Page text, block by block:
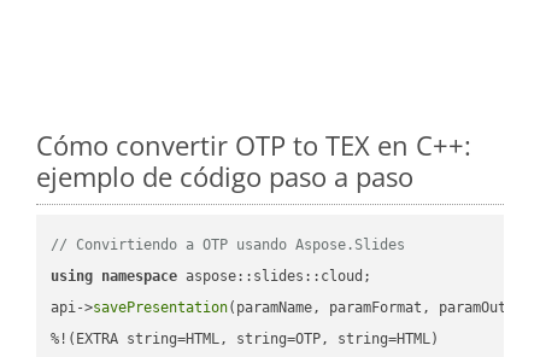
Cómo convertir OTP to TEX en C++:
ejemplo de código paso a paso
// Convirtiendo a OTP usando Aspose.Slides
using namespace aspose::slides::cloud;
api->savePresentation(paramName, paramFormat,